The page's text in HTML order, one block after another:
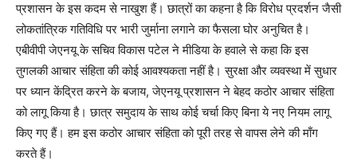
प्रशासन के इस कदम से नाखुश हैं। छात्रों का कहना है कि विरोध प्रदर्शन जैसी
लोकतांत्रिक गतिविधि पर भारी जुर्माना लगाने का फैसला घोर अनुचित है।
एबीवीपी जेएनयू के सचिव विकास पटेल ने मीडिया के हवाले से कहा कि इस
तुगलकी आचार संहिता की कोई आवश्यकता नहीं है। सुरक्षा और व्यवस्था में सुधार
पर ध्यान केंद्रित करने के बजाय, जेएनयू प्रशासन ने बेहद कठोर आचार संहिता
को लागू किया है। छात्र समुदाय के साथ कोई चर्चा किए बिना ये नए नियम लागू
किए गए हैं। हम इस कठोर आचार संहिता को पूरी तरह से वापस लेने की माँग
करते हैं।